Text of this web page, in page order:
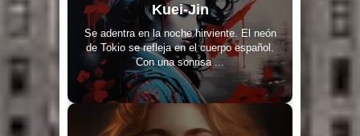
Kuei-Jin
Se adentra en la noche hirviente. El neón
de Tokio se refleja en el cuerpo español.
Con una sonrisa ...